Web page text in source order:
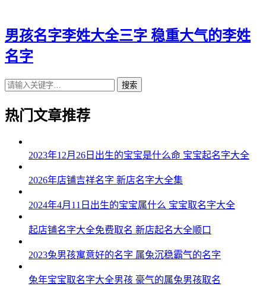
男孩名字李姓大全三字 稳重大气的李姓
名字
搜索
热门文章推荐
2023年12月26日出生的宝宝是什么命 宝宝起名字大全
2026年店铺吉祥名字 新店名字大全集
2024年4月11日出生的宝宝属什么 宝宝取名字大全
起店铺名字大全免费取名 新店起名大全顺口
2023兔男孩寓意好的名字 属兔沉稳霸气的名字
兔年宝宝取名字大全男孩 豪气的属兔男孩取名